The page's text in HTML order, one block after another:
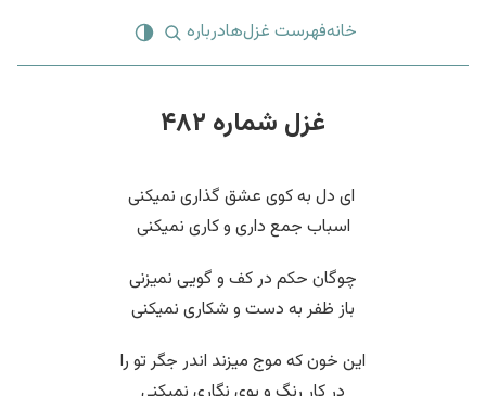
خانهفهرست غزل‌هادرباره
غزل شماره ۴۸۲
‌ ای دل به کوی عشق گذاری نمیکنی
اسباب جمع داری و کاری نمیکنی
چوگان حکم در کف و گویی نمیزنی
باز ظفر به دست و شکاری نمیکنی
این خون که موج میزند اندر جگر تو را